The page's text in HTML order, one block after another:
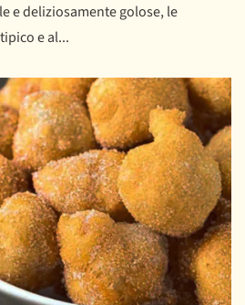
e deliziosamente golose, le
e al...